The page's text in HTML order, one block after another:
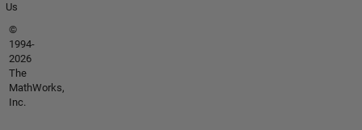
Us
©
1994-
2026
The
MathWorks,
Inc.